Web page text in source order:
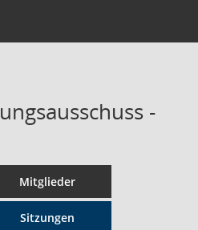
-
Mitglieder
Sitzungen